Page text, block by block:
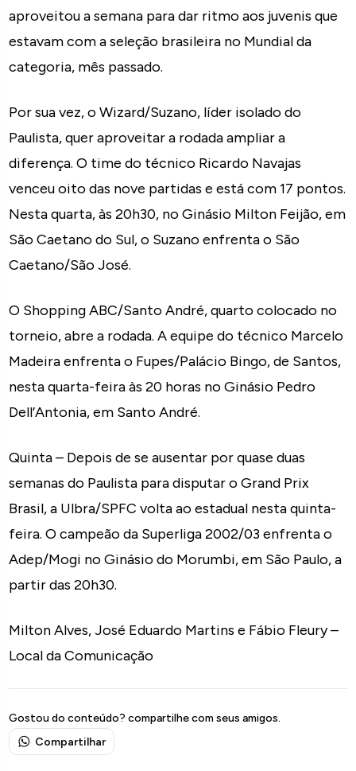
aproveitou a semana para dar ritmo aos juvenis que
estavam com a seleção brasileira no Mundial da
categoria, mês passado.
Por sua vez, o Wizard/Suzano, líder isolado do
Paulista, quer aproveitar a rodada ampliar a
diferença. O time do técnico Ricardo Navajas
venceu oito das nove partidas e está com 17 pontos.
Nesta quarta, às 20h30, no Ginásio Milton Feijão, em
São Caetano do Sul, o Suzano enfrenta o São
Caetano/São José.
O Shopping ABC/Santo André, quarto colocado no
torneio, abre a rodada. A equipe do técnico Marcelo
Madeira enfrenta o Fupes/Palácio Bingo, de Santos,
nesta quarta-feira às 20 horas no Ginásio Pedro
Dell’Antonia, em Santo André.
Quinta – Depois de se ausentar por quase duas
semanas do Paulista para disputar o Grand Prix
Brasil, a Ulbra/SPFC volta ao estadual nesta quinta-
feira. O campeão da Superliga 2002/03 enfrenta o
Adep/Mogi no Ginásio do Morumbi, em São Paulo, a
partir das 20h30.
Milton Alves, José Eduardo Martins e Fábio Fleury –
Local da Comunicação
Gostou do conteúdo? compartilhe com seus amigos.
Compartilhar